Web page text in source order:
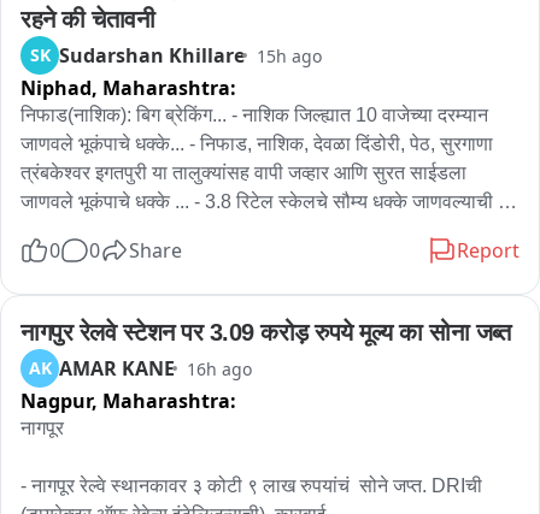
रहने की चेतावनी
SK Sudarshan Khillare 15h ago
Niphad, Maharashtra:
निफाड(नाशिक): बिग ब्रेकिंग... - नाशिक जिल्ह्यात 10 वाजेच्या दरम्यान
जाणवले भूकंपाचे धक्के... - निफाड, नाशिक, देवळा दिंडोरी, पेठ, सुरगाणा
त्रंबकेश्वर इगतपुरी या तालुक्यांसह वापी जव्हार आणि सुरत साईडला
जाणवले भूकंपाचे धक्के ... - 3.8 रिटेल स्केलचे सौम्य धक्के जाणवल्याची
जाणवल्यानंतर सोशल मीडियावर जोरदार चर्चेला उधान...
0 0 Share Report
नागपुर रेलवे स्टेशन पर 3.09 करोड़ रुपये मूल्य का सोना जब्त
AK AMAR KANE 16h ago
Nagpur, Maharashtra:
नागपूर
- नागपूर रेल्वे स्थानकावर ३ कोटी ९ लाख रुपयांचं  सोने जप्त. DRIची